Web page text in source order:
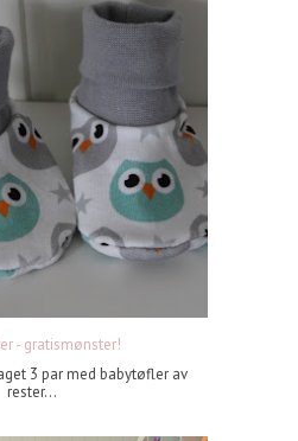
- gratismønster!
3 par med babytøfler av
rester...